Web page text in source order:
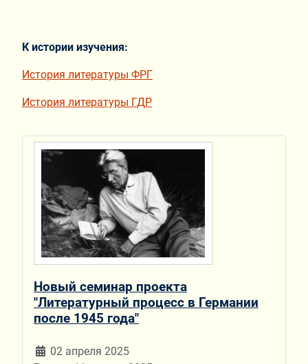
К истории изучения:
История литературы ФРГ
История литературы ГДР
Новый семинар проекта
"Литературный процесс в Германии
после 1945 года"
02 апреля 2025